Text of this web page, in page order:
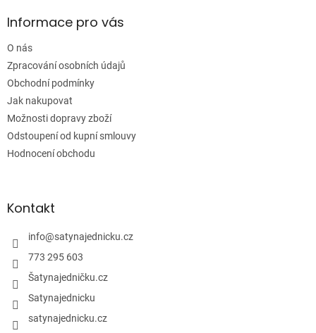
aInformace pro vás
O nás
Zpracování osobních údajů
Obchodní podmínky
Jak nakupovat
Možnosti dopravy zboží
Odstoupení od kupní smlouvy
Hodnocení obchodu
Kontakt
info@satynajednicku.cz
773 295 603
Šatynajedničku.cz
Satynajednicku
satynajednicku.cz